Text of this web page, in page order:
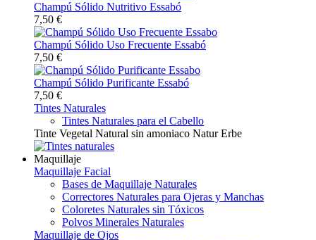
Champú Sólido Nutritivo Essabó
7,50 €
Champú Sólido Uso Frecuente Essabó
7,50 €
Champú Sólido Purificante Essabó
7,50 €
Tintes Naturales
Tintes Naturales para el Cabello
Tinte Vegetal Natural sin amoniaco Natur Erbe
Maquillaje
Maquillaje Facial
Bases de Maquillaje Naturales
Correctores Naturales para Ojeras y Manchas
Coloretes Naturales sin Tóxicos
Polvos Minerales Naturales
Maquillaje de Ojos